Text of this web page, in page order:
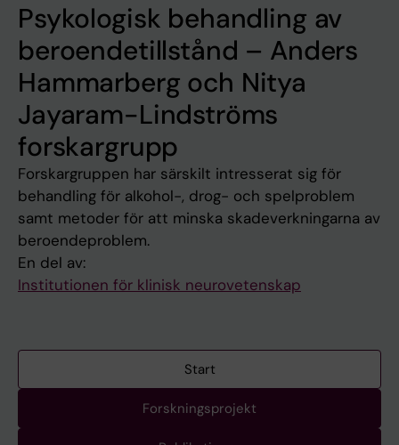
Psykologisk behandling av
beroendetillstånd – Anders
Hammarberg och Nitya
Jayaram-Lindströms
forskargrupp
Forskargruppen har särskilt intresserat sig för
behandling för alkohol-, drog- och spelproblem
samt metoder för att minska skadeverkningarna av
beroendeproblem.
En del av:
Institutionen för klinisk neurovetenskap
Start
Forskningsprojekt